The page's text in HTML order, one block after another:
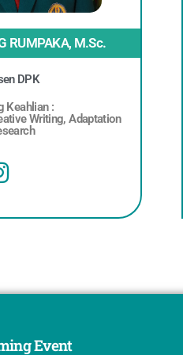
RUMPAKA, M.Sc.
DPK
Keahlian :
Writing, Adaptation
Event